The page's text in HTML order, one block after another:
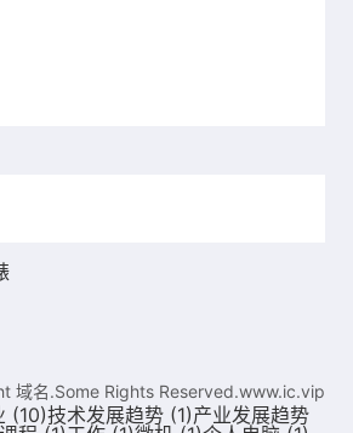
域名.Some Rights Reserved.www.ic.vip
(10)技术发展趋势 (1)产业发展趋势